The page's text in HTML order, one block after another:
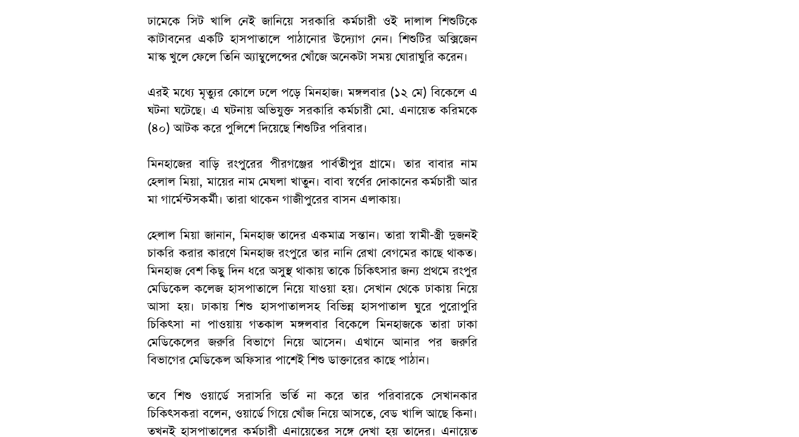
ঢামেকে সিট খালি নেই জানিয়ে সরকারি কর্মচারী ওই দালাল শিশুটিকে
কাটাবনের একটি হাসপাতালে পাঠানোর উদ্যোগ নেন। শিশুটির অক্সিজেন
মাস্ক খুলে ফেলে তিনি অ্যাম্বুলেন্সের খোঁজে অনেকটা সময় ঘোরাঘুরি করেন।
এরই মধ্যে মৃত্যুর কোলে ঢলে পড়ে মিনহাজ। মঙ্গলবার (১২ মে) বিকেলে এ
ঘটনা ঘটেছে। এ ঘটনায় অভিযুক্ত সরকারি কর্মচারী মো. এনায়েত করিমকে
(৪০) আটক করে পুলিশে দিয়েছে শিশুটির পরিবার।
মিনহাজের বাড়ি রংপুরের পীরগঞ্জের পার্বতীপুর গ্রামে। তার বাবার নাম
হেলাল মিয়া, মায়ের নাম মেঘলা খাতুন। বাবা স্বর্ণের দোকানের কর্মচারী আর
মা গার্মেন্টসকর্মী। তারা থাকেন গাজীপুরের বাসন এলাকায়।
হেলাল মিয়া জানান, মিনহাজ তাদের একমাত্র সন্তান। তারা স্বামী-স্ত্রী দুজনই
চাকরি করার কারণে মিনহাজ রংপুরে তার নানি রেখা বেগমের কাছে থাকত।
মিনহাজ বেশ কিছু দিন ধরে অসুস্থ থাকায় তাকে চিকিৎসার জন্য প্রথমে রংপুর
মেডিকেল কলেজ হাসপাতালে নিয়ে যাওয়া হয়। সেখান থেকে ঢাকায় নিয়ে
আসা হয়। ঢাকায় শিশু হাসপাতালসহ বিভিন্ন হাসপাতাল ঘুরে পুরোপুরি
চিকিৎসা না পাওয়ায় গতকাল মঙ্গলবার বিকেলে মিনহাজকে তারা ঢাকা
মেডিকেলের জরুরি বিভাগে নিয়ে আসেন। এখানে আনার পর জরুরি
বিভাগের মেডিকেল অফিসার পাশেই শিশু ডাক্তারের কাছে পাঠান।
তবে শিশু ওয়ার্ডে সরাসরি ভর্তি না করে তার পরিবারকে সেখানকার
চিকিৎসকরা বলেন, ওয়ার্ডে গিয়ে খোঁজ নিয়ে আসতে, বেড খালি আছে কিনা।
তখনই হাসপাতালের কর্মচারী এনায়েতের সঙ্গে দেখা হয় তাদের। এনায়েত